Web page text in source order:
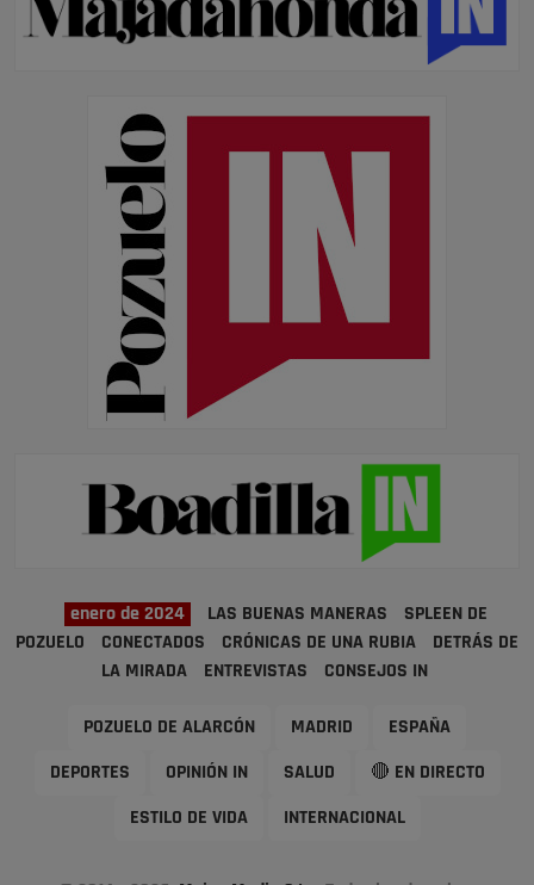
enero de 2024 LAS BUENAS MANERAS
SPLEEN DE
POZUELO
CONECTADOS CRÓNICAS DE UNA RUBIA
DETRÁS DE
LA MIRADA
ENTREVISTAS CONSEJOS IN
POZUELO DE ALARCÓN MADRID ESPAÑA
DEPORTES OPINIÓN IN SALUD 🔴 EN DIRECTO
ESTILO DE VIDA INTERNACIONAL